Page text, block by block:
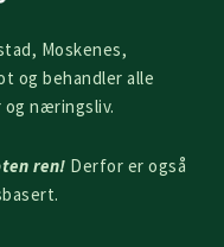
Moskenes,
og behandler alle
næringsliv.
ren! Derfor er også